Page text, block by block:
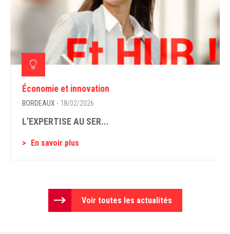
Économie et innovation
BORDEAUX - 18/02/2026
L’EXPERTISE AU SER...
En savoir plus
Voir toutes les actualités